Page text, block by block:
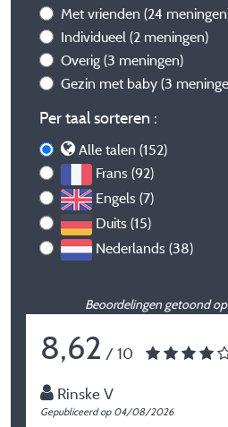
Met vrienden (24
Individueel (2 meningen)
Overig (3 meningen)
Gezin met baby (3
Per taal sorteren :
Alle talen (152)
Frans (92)
Engels (7)
Duits (15)
Nederlands (38)
Beoordelingen getoond
8,62 / 10
Rinske V
Gepubliceerd op 04/08/2026